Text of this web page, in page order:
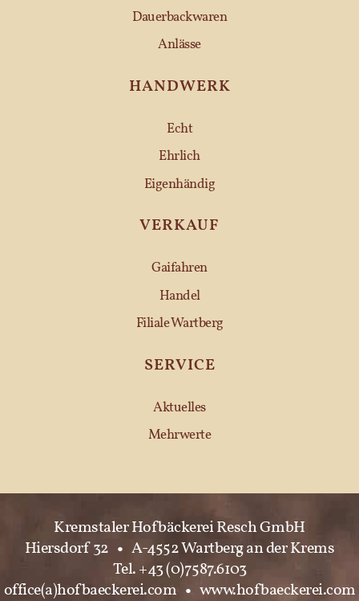
Dauerbackwaren
Anlässe
HANDWERK
Echt
Ehrlich
Eigenhändig
VERKAUF
Gaifahren
Handel
Filiale Wartberg
SERVICE
Aktuelles
Mehrwerte
Kremstaler Hofbäckerei Resch GmbH
Hiersdorf 32 • A-4552 Wartberg an der Krems
Tel. +43 (0)7587.6103
office(a)hofbaeckerei.com • www.hofbaeckerei.com